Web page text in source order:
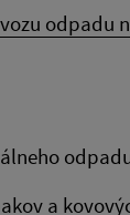
odpadu
a